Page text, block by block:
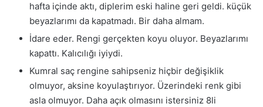
hafta içinde aktı, diplerim eski haline geri geldi. küçük
beyazlarımı da kapatmadı. Bir daha almam.
İdare eder. Rengi gerçekten koyu oluyor. Beyazlarımı
kapattı. Kalıcılığı iyiydi.
Kumral saç rengine sahipseniz hiçbir değişiklik
olmuyor, aksine koyulaştırıyor. Üzerindeki renk gibi
asla olmuyor. Daha açık olmasını istersiniz 8li